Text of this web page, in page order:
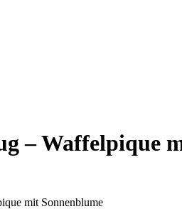
– Waffelpique
mit Sonnenblume